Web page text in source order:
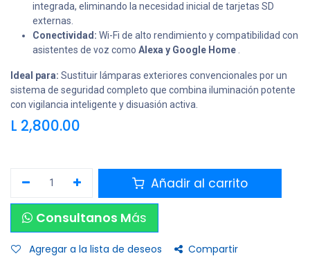
integrada, eliminando la necesidad inicial de tarjetas SD
externas.
Conectividad: Wi-Fi de alto rendimiento y compatibilidad con
asistentes de voz como Alexa y Google Home
Ideal para: Sustituir lámparas exteriores convencionales por un
sistema de seguridad completo que combina iluminación potente
con vigilancia inteligente y disuasión activa.
L 2,800.00
Añadir al carrito
Consultanos Más
Agregar a la lista de deseos Compartir